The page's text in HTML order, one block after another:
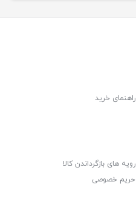
راهنمای خرید
رویه های بازگرداندن کالا
حریم خصوصی